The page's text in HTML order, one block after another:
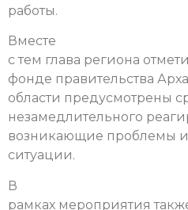
работы.
Вместе
с тем глава региона
фонде правительства
области предусмотрены
незамедлительного
возникающие проблемы
ситуации.
В
рамках мероприятия